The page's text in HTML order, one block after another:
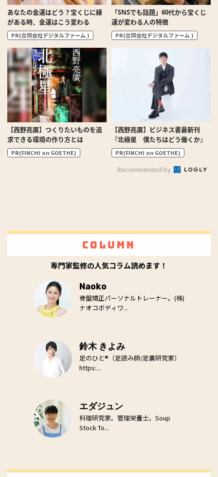
あなたの金運はどう？宝くじに縁
がある時、金運はこう変わる
PR(合同会社デジタルファーム )
「SNSでも話題」60代から宝くじ
運が変わる人の特徴
PR(合同会社デジタルファーム )
【西野亮廣】つくりたいものを追
求できる環境の作り方とは
PR(FINCHI on GOETHE)
【西野亮廣】ビジネス書最新刊
『北極星 僕たちはどう働くか』
PR(FINCHI on GOETHE)
Recommended by
Column
専門家監修の人気コラム読めます！
Naoko
骨盤矯正パーソナルトレーナー。(株)
ナオコボディワ...
鈴木 きよみ
足のひと®（足読み師/足裏研究家）
https:...
エダジュン
料理研究家。管理栄養士。Soup
Stock To...